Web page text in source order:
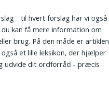
- til hvert forslag har vi også
kan få mere information om
brug. På den måde er artiklen
et lille leksikon, der hjælper
udvide dit ordforråd - præcis